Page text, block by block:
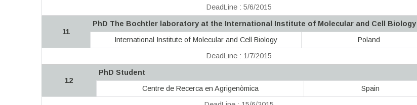
DeadLine : 5/6/2015
11
PhD The Bochtler laboratory at the International Institute of Molecular and Cell Biology
International Institute of Molecular and Cell Biology
Poland
DeadLine : 1/7/2015
12
PhD Student
Centre de Recerca en Agrigenòmica
Spain